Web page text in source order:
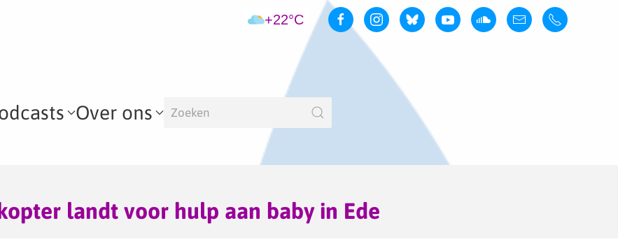
+22°C
Over ons
landt voor hulp aan baby in Ede